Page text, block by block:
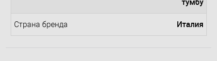
тумбу
Страна бренда Италия